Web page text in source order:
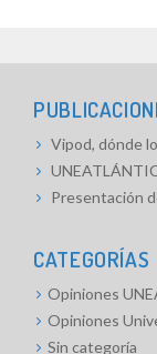
Vipod, dónde
Presentación
CATEGORÍAS
Opiniones
Opiniones
Sin categoría